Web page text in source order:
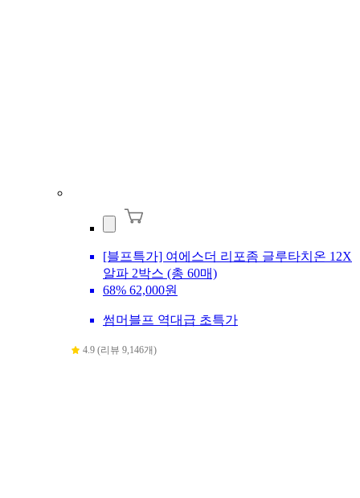
[블프특가] 여에스더 리포좀 글루타치온 12X
알파 2박스 (총 60매)
68% 62,000원
썸머블프 역대급 초특가
4.9 (리뷰 9,146개)